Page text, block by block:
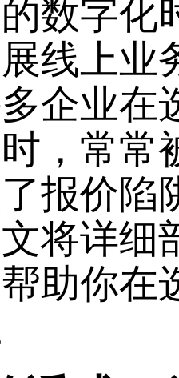
数字化
线上业
企业在
，常常
报价陷
将详细
助你在